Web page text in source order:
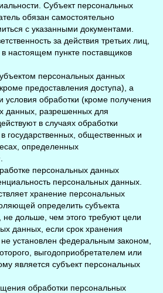
Субъект персональных
обязан самостоятельно
с указанными документами.
за действия третьих лиц,
настоящем пункте поставщиков
персональных данных
предоставления доступа), а
условия обработки (кроме получения
данных, разрешенных для
в случаях обработки
государственных, общественных и
определенных
персональных данных
персональных данных.
хранение персональных
определить субъекта
дольше, чем этого требуют цели
данных, если срок хранения
установлен федеральным законом,
выгодоприобретателем или
является субъект персональных
обработки персональных